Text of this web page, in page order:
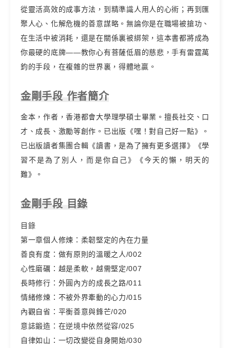
從靈活高效的成事方法，到精準識人用人的心術；再到匯
聚人心、化解危機的善意謀略。無論你是在職場被搶功、
在生活中被消耗，還是在關係裏被綁架，這本書都將成為
你最硬的底牌——教你心有菩薩低眉的慈悲，手有雷霆萬
鈞的手段，在複雜的世界裏，得體地贏。
金剛手段 作者簡介
金本，作者，香港都會大學理學碩士畢業。擅長社交、口
才、成長、激勵等創作。已出版《嘿！對自己好一點》。
已出版讀者集團合輯《讀書，是為了擁有更多選擇》《學
習不是為了別人，而是你自己》《今天的懶，明天的
難》。
金剛手段 目錄
目錄
第一章個人修煉：柔韌堅定的內在力量
善良有度：做有原則的溫暖之人/002
心性磨礪：越是柔軟，越需堅定/007
長時修行：外圓內方的成長之路/011
情緒修煉：不被外界牽動的心力/015
內觀自省：平衡善意與鋒芒/020
意誌鍛造：在逆境中依然從容/025
自律如山：一切改變從自身開始/030